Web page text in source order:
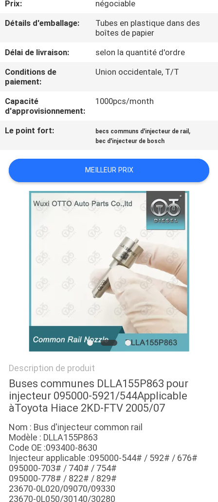
DE
L'USINE
CONTRÔLE
QUALITÉ
CONTACTEZ-
LES
AFFAIRES
Prix:
négociable
Détails d'emballage:
Tubes en plastique dans des
boîtes de papier
Délai de livraison:
selon la quantité d'ordre
Conditions de
paiement:
Union occidentale, T/T
Capacité
d'approvisionnement:
1000pcs/month
Le point fort: becs communs d'injecteur de rail ,
bec d'injecteur de bosch
MEILLEUR PRIX
Description de produit
Buses communes DLLA155P863 pour
injecteur 095000-5921/544Applicable
àToyota Hiace 2KD-FTV 2005/07
Nom : Bus d'injecteur common rail
Modèle : DLLA155P863
Code OE :093400-8630
Injecteur applicable :095000-544# / 592# / 676#
095000-703# / 740# / 754#
095000-778# / 822# / 829#
23670-0L020/09070/09330
23670-0L050/30140/30280